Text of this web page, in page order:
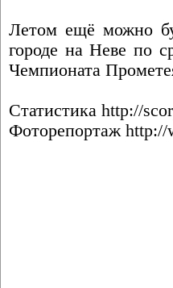
Летом ещё можно
городе на Неве по
Чемпионата
Статистика http://
Фоторепортаж http://